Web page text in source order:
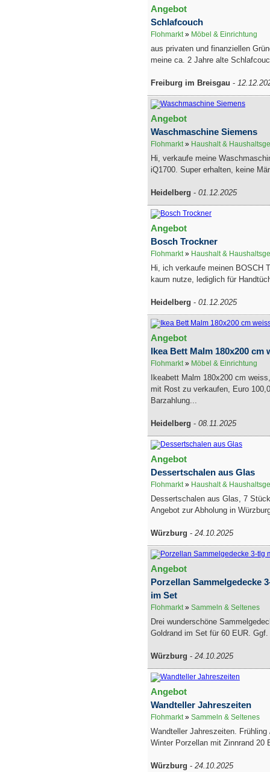
Angebot
Schlafcouch
Flohmarkt» Möbel & Einrichtung
aus privaten und finanziellen
meine ca. 2 Jahre alte
Freiburg im Breisgau -
Angebot
Waschmaschine Siemens
Flohmarkt» Haushalt &
Hi, verkaufe meine
iQ1700. Super erhalten, keine
Heidelberg - 01.12.2025
Angebot
Bosch Trockner
Flohmarkt» Haushalt &
Hi, ich verkaufe meinen BOSCH
kaum nutze, lediglich für
Heidelberg - 01.12.2025
Angebot
Ikea Bett Malm 180x200 cm
Flohmarkt» Möbel & Einrichtung
Ikeabett Malm 180x200 cm
mit Rost zu verkaufen, Euro
Barzahlung...
Heidelberg - 08.11.2025
Angebot
Dessertschalen aus Glas
Flohmarkt» Haushalt &
Dessertschalen aus Glas, 7
Angebot zur Abholung in
Würzburg - 24.10.2025
Angebot
Porzellan Sammelgedecke
im Set
Flohmarkt» Sammeln & Seltenes
Drei wunderschöne
Goldrand im Set für 60 EUR.
Würzburg - 24.10.2025
Angebot
Wandteller Jahreszeiten
Flohmarkt» Sammeln & Seltenes
Wandteller Jahreszeiten.
Winter Porzellan mit Zinnrand 20
Würzburg - 24.10.2025